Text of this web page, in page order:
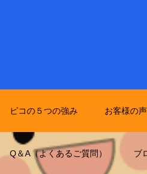
ピコの５つの強み お客様の声
Q＆A（よくあるご質問） ブ